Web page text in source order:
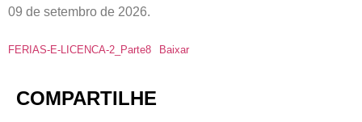
09 de setembro de 2026.
FERIAS-E-LICENCA-2_Parte8 Baixar
COMPARTILHE